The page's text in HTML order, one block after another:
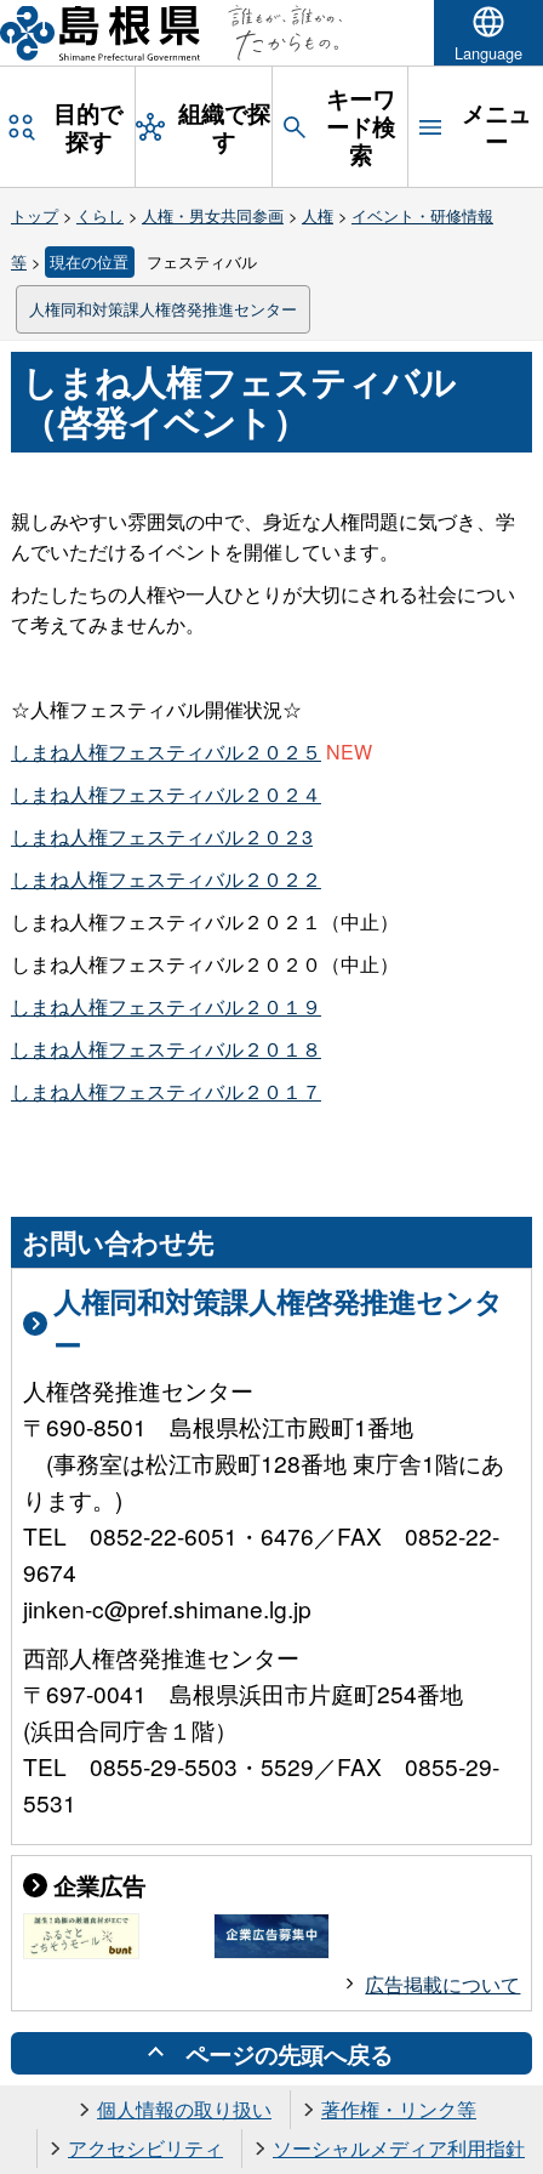
Language
目的で
探す
組織で探
す
キーワ
ード検
索
メニュ
ー
トップ> くらし > 人権・男女共同参画> 人権> イベント・研修情報
等> 現在の位置 フェスティバル
人権同和対策課人権啓発推進センター
しまね人権フェスティバル
（啓発イベント）
親しみやすい雰囲気の中で、身近な人権問題に気づき、学
んでいただけるイベントを開催しています。
わたしたちの人権や一人ひとりが大切にされる社会につい
て考えてみませんか。
☆人権フェスティバル開催状況☆
しまね人権フェスティバル２０２５ NEW
しまね人権フェスティバル２０２４
しまね人権フェスティバル２０２3
しまね人権フェスティバル２０２２
しまね人権フェスティバル２０２１（中止）
しまね人権フェスティバル２０２０（中止）
しまね人権フェスティバル２０１９
しまね人権フェスティバル２０１８
しまね人権フェスティバル２０１７
お問い合わせ先
人権同和対策課人権啓発推進センタ
ー
人権啓発推進センター
〒690-8501 島根県松江市殿町1番地
(事務室は松江市殿町128番地 東庁舎1階にあ
ります。)
TEL 0852-22-6051・6476／FAX 0852-22-
9674
jinken-c@pref.shimane.lg.jp
西部人権啓発推進センター
〒697-0041 島根県浜田市片庭町254番地
(浜田合同庁舎１階）
TEL 0855-29-5503・5529／FAX 0855-29-
5531
企業広告
広告掲載について
ページの先頭へ戻る
個人情報の取り扱い
著作権・リンク等
アクセシビリティ
ソーシャルメディア利用指針